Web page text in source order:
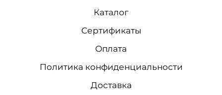
Каталог
Сертификаты
Оплата
Политика конфиденциальности
Доставка